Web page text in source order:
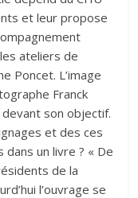
et leur propose
ateliers de
Poncet. L’image
Franck
son objectif.
et des ces
un livre ? « De
de la
l’ouvrage se